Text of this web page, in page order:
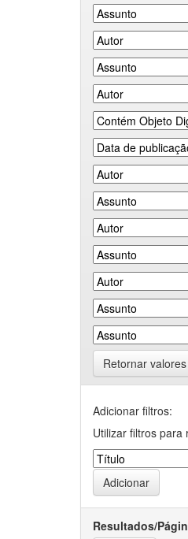
Retornar valores
Adicionar filtros:
Utilizar filtros para
Resultados/